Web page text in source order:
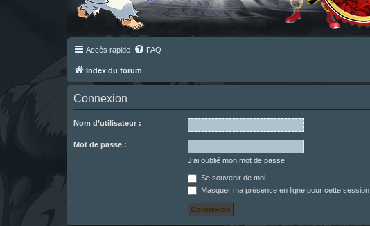
Accès rapide FAQ
Index du forum
Connexion
Nom d’utilisateur :
Mot de passe :
J’ai oublié mon mot de passe
Se souvenir de moi
Masquer ma présence en ligne pour cette session